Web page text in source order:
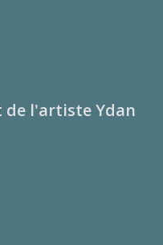
de l'artiste Ydan